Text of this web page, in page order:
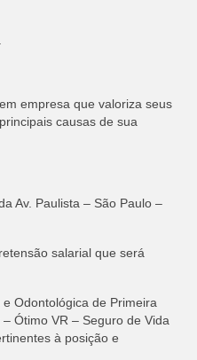
empresa que valoriza seus
causas de sua
Av. Paulista – São Paulo –
salarial que será
Odontológica de Primeira
Ótimo VR – Seguro de Vida
à posição e